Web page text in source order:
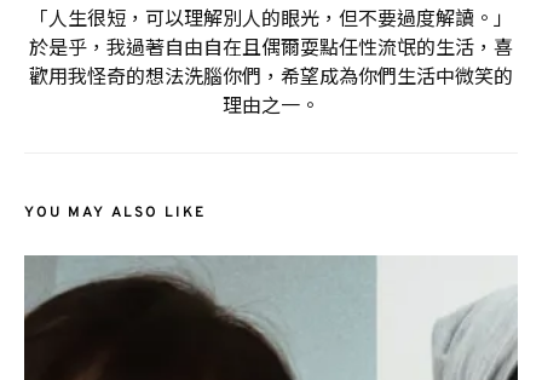
「人生很短，可以理解別人的眼光，但不要過度解讀。」
於是乎，我過著自由自在且偶爾耍點任性流氓的生活，喜
歡用我怪奇的想法洗腦你們，希望成為你們生活中微笑的
理由之一。
YOU MAY ALSO LIKE